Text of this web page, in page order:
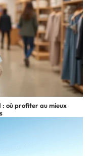
: où profiter au mieux